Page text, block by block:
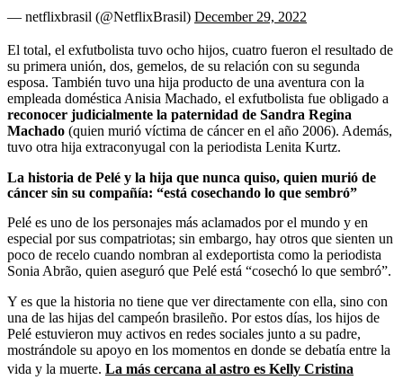
— netflixbrasil (@NetflixBrasil) December 29, 2022
El total, el exfutbolista tuvo ocho hijos, cuatro fueron el resultado de
su primera unión, dos, gemelos, de su relación con su segunda
esposa. También tuvo una hija producto de una aventura con la
empleada doméstica Anisia Machado, el exfutbolista fue obligado a
reconocer judicialmente la paternidad de Sandra Regina
Machado (quien murió víctima de cáncer en el año 2006). Además,
tuvo otra hija extraconyugal con la periodista Lenita Kurtz.
La historia de Pelé y la hija que nunca quiso, quien murió de
cáncer sin su compañía: “está cosechando lo que sembró”
Pelé es uno de los personajes más aclamados por el mundo y en
especial por sus compatriotas; sin embargo, hay otros que sienten un
poco de recelo cuando nombran al exdeportista como la periodista
Sonia Abrão, quien aseguró que Pelé está “cosechó lo que sembró”.
Y es que la historia no tiene que ver directamente con ella, sino con
una de las hijas del campeón brasileño. Por estos días, los hijos de
Pelé estuvieron muy activos en redes sociales junto a su padre,
mostrándole su apoyo en los momentos en donde se debatía entre la
vida y la muerte. La más cercana al astro es Kelly Cristina